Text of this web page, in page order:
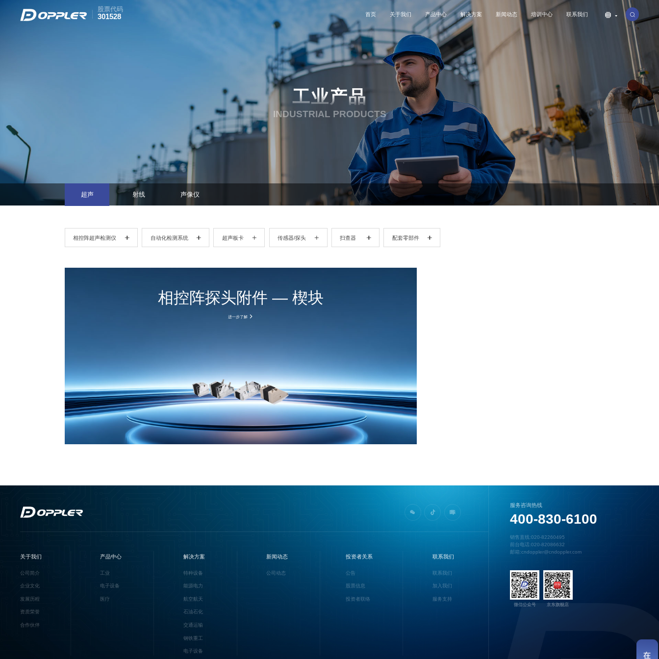
股票代码
301528 首页 关于我们
公司简介
企业文化
资质荣誉
公司简介
产品中心
工业
电子设备
医疗
工业
解决方案
特种设备
航空航天
石油石化
交通运输
钢铁重工
电子设备
特种设备
新闻动态
公司动态
公司动态
培训中心 联系我们
联系我们
服务支持
联系我们
工业产品
INDUSTRIAL PRODUCTS
超声 射线 声像仪
相控阵超声检测仪 自动化检测系统 超声板卡 传感器/探头 扫查器 配套零部件
相控阵探头附件 — 楔块
进一步了解
关于我们
公司简介
企业文化
发展历程
资质荣誉
合作伙伴
产品中心
工业
电子设备
医疗
解决方案
特种设备
能源电力
航空航天
石油石化
交通运输
钢铁重工
电子设备
新闻动态
公司动态
投资者关系
公告
股票信息
投资者联络
联系我们
联系我们
加入我们
服务支持
服务咨询热线
400-830-6100
销售直线:020-82260495
前台电话:020-82086632
邮箱:cndoppler@cndoppler.com
微信公众号 京东旗舰店